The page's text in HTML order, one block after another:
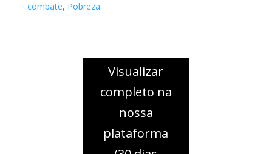
combate, Pobreza.
Visualizar
completo na
nossa
plataforma